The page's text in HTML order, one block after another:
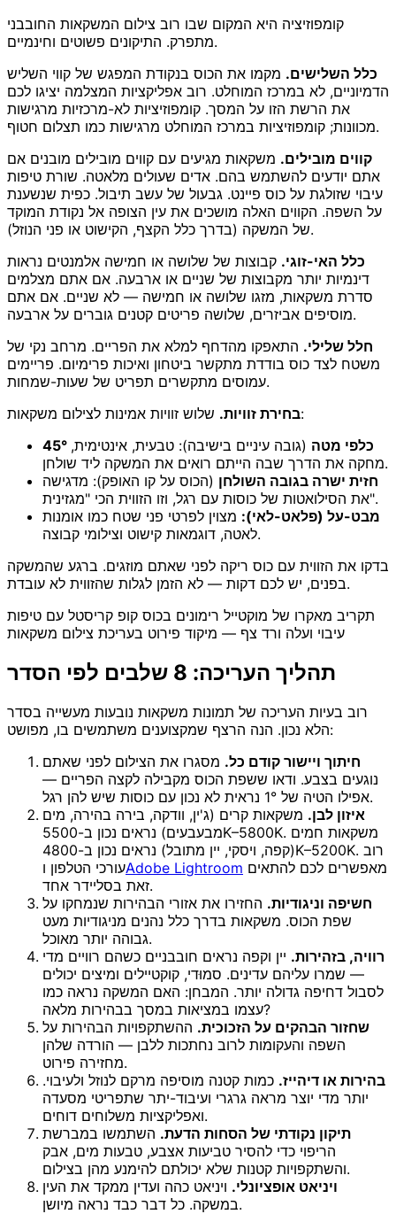
קומפוזיציה היא המקום שבו רוב צילום המשקאות החובבני
מתפרק. התיקונים פשוטים וחינמיים.
כלל השלישים. מקמו את הכוס בנקודת המפגש של קווי השליש
הדמיוניים, לא במרכז המוחלט. רוב אפליקציות המצלמה יציגו לכם
את הרשת הזו על המסך. קומפוזיציות לא-מרכזיות מרגישות
מכוונות; קומפוזיציות במרכז המוחלט מרגישות כמו תצלום חטוף.
קווים מובילים. משקאות מגיעים עם קווים מובילים מובנים אם
אתם יודעים להשתמש בהם. אדים שעולים מלאטה. שורת טיפות
עיבוי שזולגת על כוס פיינט. גבעול של עשב תיבול. כפית שנשענת
על השפה. הקווים האלה מושכים את עין הצופה אל נקודת המוקד
של המשקה (בדרך כלל הקצף, הקישוט או פני הנוזל).
כלל האי-זוגי. קבוצות של שלושה או חמישה אלמנטים נראות
דינמיות יותר מקבוצות של שניים או ארבעה. אם אתם מצלמים
סדרת משקאות, מזגו שלושה או חמישה — לא שניים. אם אתם
מוסיפים אביזרים, שלושה פריטים קטנים גוברים על ארבעה.
חלל שלילי. התאפקו מהדחף למלא את הפריים. מרחב נקי של
משטח לצד כוס בודדת מתקשר ביטחון ואיכות פרימיום. פריימים
עמוסים מתקשרים תפריט של שעות-שמחות.
בחירת זוויות.שלוש זוויות אמינות לצילום משקאות:
45° כלפי מטה (גובה עיניים בישיבה): טבעית, אינטימית,
מחקה את הדרך שבה הייתם רואים את המשקה ליד שולחן.
חזית ישרה בגובה השולחן (הכוס על קו האופק): מדגישה
את הסילואטות של כוסות עם רגל, וזו הזווית הכי "מגזינית".
מבט-על (פלאט-לאי): מצוין לפרטי פני שטח כמו אומנות
לאטה, דוגמאות קישוט וצילומי קבוצה.
בדקו את הזווית עם כוס ריקה לפני שאתם מוזגים. ברגע שהמשקה
בפנים, יש לכם דקות — לא הזמן לגלות שהזווית לא עובדת.
תקריב מאקרו של מוקטייל רימונים בכוס קופ קריסטל עם טיפות
עיבוי ועלה ורד צף — מיקוד פירוט בעריכת צילום משקאות
תהליך העריכה: 8 שלבים לפי הסדר
רוב בעיות העריכה של תמונות משקאות נובעות מעשייה בסדר
הלא נכון. הנה הרצף שמקצוענים משתמשים בו, מפושט:
חיתוך ויישור קודם כל. מסגרו את הצילום לפני שאתם
נוגעים בצבע. ודאו ששפת הכוס מקבילה לקצה הפריים —
אפילו הטיה של 1° נראית לא נכון עם כוסות שיש להן רגל.
איזון לבן. משקאות קרים (ג'ין, וודקה, בירה בהירה, מים
מבעבעים) נראים נכון ב-5500K–5800K. משקאות חמים
(קפה, ויסקי, יין מתובל) נראים נכון ב-4800K–5200K. רוב
עורכי הטלפון וAdobe Lightroom
זאת בסליידר אחד.
חשיפה וניגודיות. החזירו את אזורי הבהירות שנמחקו על
שפת הכוס. משקאות בדרך כלל נהנים מניגודיות מעט
גבוהה יותר מאוכל.
רוויה, בזהירות. יין וקפה נראים חובבניים כשהם רוויים מדי
— שמרו עליהם עדינים. סמוּדי, קוקטיילים ומיצים יכולים
לסבול דחיפה גדולה יותר. המבחן: האם המשקה נראה כמו
עצמו במציאות במסך בבהירות מלאה?
שחזור הבהקים על הזכוכית. ההשתקפויות הבהירות על
השפה והעקומות לרוב נחתכות ללבן — הורדה שלהן
מחזירה פירוט.
בהירות או דיהייז. כמות קטנה מוסיפה מרקם לנוזל ולעיבוי.
יותר מדי יוצר מראה גרגרי ועיבוד-יתר שתפריטי מסעדה
ואפליקציות משלוחים דוחים.
תיקון נקודתי של הסחות הדעת. השתמשו במברשת
הריפוי כדי להסיר טביעות אצבע, טבעות מים, אבק
והשתקפויות קטנות שלא יכולתם להימנע מהן בצילום.
ויניאט אופציונלי. ויניאט כהה ועדין ממקד את העין
במשקה. כל דבר כבד נראה מיושן.